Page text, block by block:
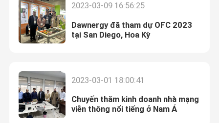
Cáp quang
Bộ dụng cụ sợi quang
Thiết bị thử nghiệm sợi quang
Giải pháp mạng FTTx
2023-03-09 16:56:25
Dawnergy đã tham dự OFC 2023
tại San Diego, Hoa Kỳ
2023-03-01 18:00:41
Chuyến thăm kinh doanh nhà mạng
viễn thông nổi tiếng ở Nam Á